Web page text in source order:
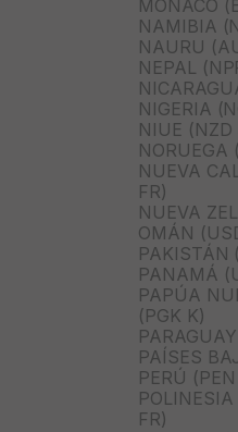
MÓNACO
NAMIBIA
NAURU
NEPAL
NIGERIA
NIUE (NZD
NORUEGA
NUEVA
FR)
NUEVA
OMÁN
PANAMÁ
PAPÚA
(PGK K)
PAÍSES
PERÚ
FR)